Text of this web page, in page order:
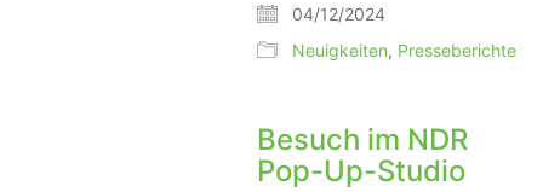
04/12/2024
Neuigkeiten, Presseberichte
Besuch im NDR
Pop-Up-Studio